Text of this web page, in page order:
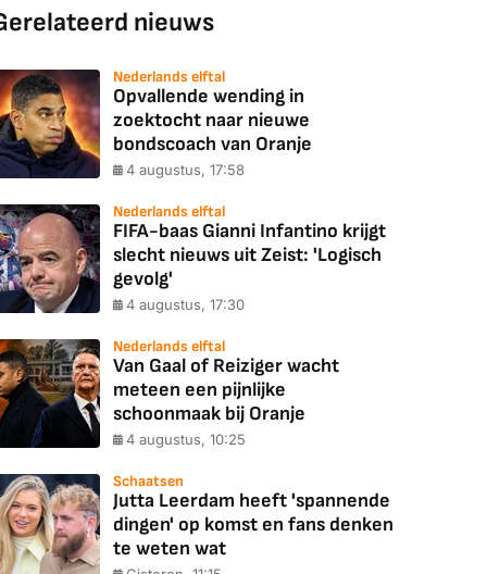
nieuws
Nederlands elftal
Opvallende wending in
zoektocht naar nieuwe
bondscoach van Oranje
4 augustus, 17:58
Nederlands elftal
FIFA-baas Gianni Infantino krijgt
slecht nieuws uit Zeist: 'Logisch
gevolg'
4 augustus, 17:30
Nederlands elftal
Van Gaal of Reiziger wacht
meteen een pijnlijke
schoonmaak bij Oranje
4 augustus, 10:25
Schaatsen
Jutta Leerdam heeft 'spannende
dingen' op komst en fans denken
te weten wat